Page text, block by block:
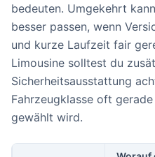
bedeuten. Umgekehrt
besser passen, wenn
und kurze Laufzeit fair
Limousine solltest du
Sicherheitsausstattung
Fahrzeugklasse oft
gewählt wird.